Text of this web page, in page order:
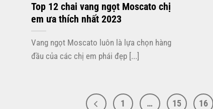
Top 12 chai vang ngọt Moscato chị
em ưa thích nhất 2023
Vang ngọt Moscato luôn là lựa chọn hàng
đầu của các chị em phái đẹp [...]
1 … 15 16